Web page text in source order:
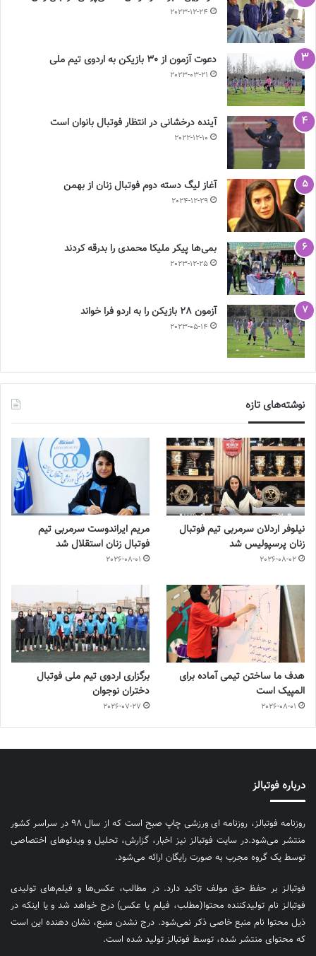
2023-12-24
دعوت آزمون از 30 بازیکن به اردوی تیم ملی
2023-03-21
آینده درخشانی در انتظار فوتبال بانوان است
2022-12-10
آغاز لیگ دسته دوم فوتبال زنان از بهمن
2024-12-29
بمی‌ها پیکر ملیکا محمدی را بدرقه کردند
2023-12-25
آزمون 28 بازیکن را به اردو فرا خواند
2023-05-14
نوشته‌های تازه
نیلوفر اردلان سرمربی تیم فوتبال
زنان پرسپولیس شد
2026-08-02
مریم ایراندوست سرمربی تیم
فوتبال زنان استقلال شد
2026-08-01
هدف ما ساختن تیمی آماده برای
المپیک است
2026-08-01
برگزاری اردوی تیم ملی فوتبال
دختران نوجوان
2026-07-27
درباره فوتبالز
روزنامه فوتبالز، روزنامه ای ورزشی چاپ صبح است که از سال ۹۸ در سراسر کشور
منتشر می‌شود.در سایت فوتبالز نیز اخبار، گزارش، تحلیل و ویدئوهای اختصاصی
توسط یک گروه مجرب به صورت رایگان ارائه می‌شود.
فوتبالز بر حفظ حق مولف تاکید دارد. در مطالب، عکس‌ها و فیلم‌های تولیدی
فوتبالز نام تولیدکننده محتوا(مطلب، فیلم یا عکس) درج خواهد شد و یا اینکه در
ذیل محتوا نام منبع خاصی ذکر نمی‌‎شود. درج نشدن منبع، نشان دهنده این است
که محتوای منتشر شده، توسط فوتبالز تولید شده است.